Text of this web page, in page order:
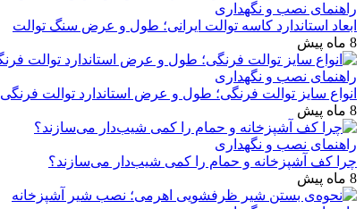
راهنمای نصب و نگهداری
ابعاد استاندارد کاسه توالت ایرانی؛ طول و عرض سنگ توالت
8 ماه پیش
راهنمای نصب و نگهداری
انواع سایز توالت فرنگی؛ طول و عرض استاندارد توالت فرنگی
8 ماه پیش
راهنمای نصب و نگهداری
چرا کف آشپزخانه و حمام را کمی شیب‌دار می‌سازند؟
8 ماه پیش